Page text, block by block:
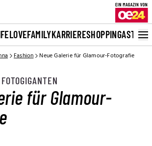
LOVEFAMILYKARRIERESHOPPINGASTRO
Fashion Neue Galerie für Glamour-Fotografie
für Glamour-